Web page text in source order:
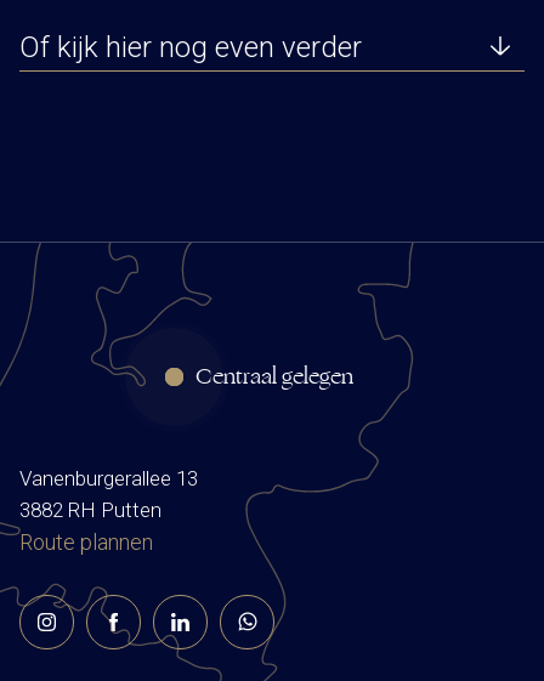
Of kijk hier nog even verder
Centraal gelegen
Vanenburgerallee 13
3882 RH Putten
Route plannen